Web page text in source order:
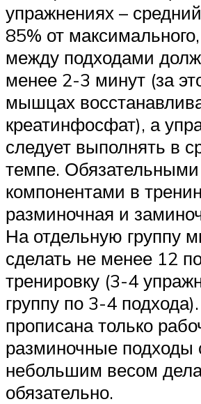
упражнениях –
85% от
между подходами
менее 2-3 минут (за
мышцах
креатинфосфат), а
следует выполнять в
темпе. Обязательными
компонентами в
разминочная и
На отдельную группу
сделать не менее 12
тренировку (3-4
группу по 3-4
прописана только
разминочные подходы
небольшим весом
обязательно.